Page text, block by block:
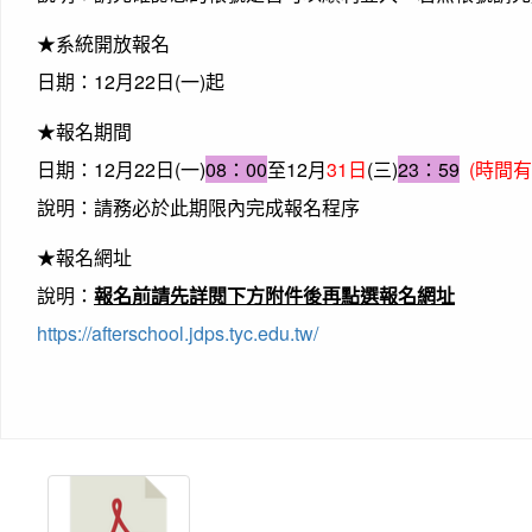
★系統開放報名
日期：12月22日(一)起
★報名期間
日期：12月22日(一)08：00至12月31日(三)23：59 (時間
說明：請務必於此期限內完成報名程序
★報名網址
說明： 報名前請先詳閱下方附件後再點選報名網址
https://afterschool.jdps.tyc.edu.tw/